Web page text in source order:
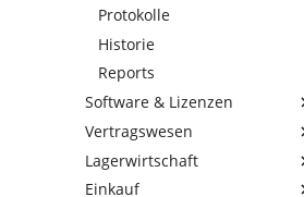
Protokolle
Historie
Reports
Software & Lizenzen
Grundlagen
Übersicht
Verwaltung
Vertragswesen
Grundlagen
Übersicht
Lagerwirtschaft
Grundlagen
Einkauf